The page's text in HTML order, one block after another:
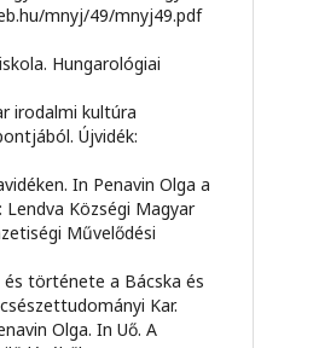
mnyj/49/mnyj49.pdf
Hungarológiai
irodalmi kultúra
Újvidék:
In Penavin Olga a
Lendva Községi Magyar
Művelődési
és története a Bácska és
Kar.
Olga. In Uő. A